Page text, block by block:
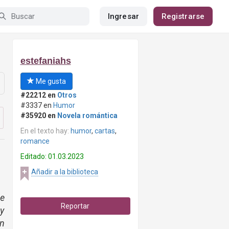
Ingresar Registrarse
estefaniahs
Me gusta
#22212 en Otros
#3337 en Humor
#35920 en Novela romántica
En el texto hay: humor, cartas,
romance
Editado: 01.03.2023
Añadir a la biblioteca
Reportar